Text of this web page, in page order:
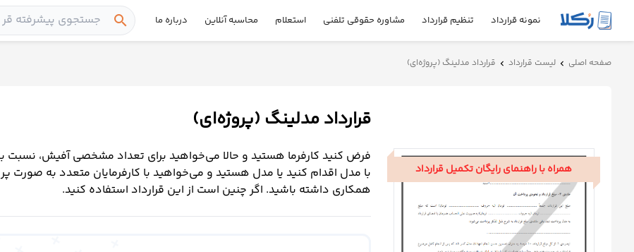
نمونه قرارداد تنظیم قرارداد مشاوره حقوقی تلفنی استعلام محاسبه آنلاین درباره ما search
نمونه
حقوقی
صفحه اصلی chevron_left لیست قرارداد chevron_left قرارداد مدلینگ (پروژه‌ای)
همراه با راهنمای رایگان تکمیل قرارداد
قرارداد مدلینگ (پروژه‌ای)
فرض کنید کارفرما هستید و حالا می‌خواهید برای تعداد مشخصی آفیش، نسبت
با مدل اقدام کنید یا مدل هستید و می‌خواهید با کارفرمایان متعدد به صورت
همکاری داشته باشید. اگر چنین است از این قرارداد استفاده کنید.